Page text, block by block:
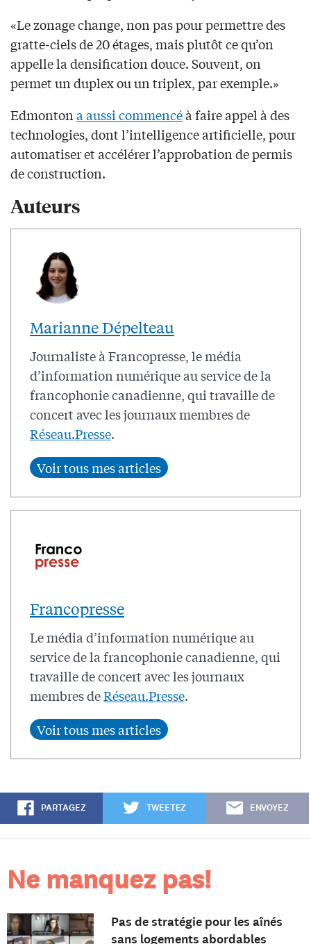
«Le zonage change, non pas pour permettre des
gratte-ciels de 20 étages, mais plutôt ce qu’on
appelle la densification douce. Souvent, on
permet un duplex ou un triplex, par exemple.»
Edmontona aussi commencéà faire appel à des
technologies, dont l’intelligence artificielle, pour
automatiser et accélérer l’approbation de permis
de construction.
Auteurs
Marianne Dépelteau
Journaliste à Francopresse, le média
d’information numérique au service de la
francophonie canadienne, qui travaille de
concert avec les journaux membres de
Réseau.Presse.
Francopresse
Le média d’information numérique au
service de la francophonie canadienne, qui
travaille de concert avec les journaux
membres deRéseau.Presse.
PARTAGEZ TWEETEZ ENVOYEZ
Ne manquez pas!
Pas de stratégie pour les aînés
sans logements abordables